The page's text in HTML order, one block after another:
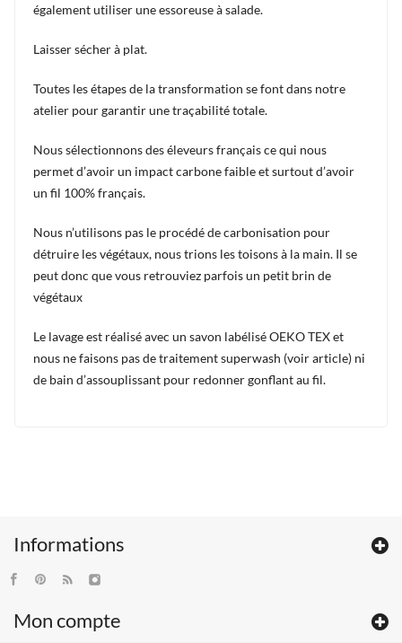
également utiliser une essoreuse à salade.
Laisser sécher à plat.
Toutes les étapes de la transformation se font dans notre
atelier pour garantir une traçabilité totale.
Nous sélectionnons des éleveurs français ce qui nous
permet d’avoir un impact carbone faible et surtout d’avoir
un fil 100% français.
Nous n’utilisons pas le procédé de carbonisation pour
détruire les végétaux, nous trions les toisons à la main. Il se
peut donc que vous retrouviez parfois un petit brin de
végétaux
Le lavage est réalisé avec un savon labélisé OEKO TEX et
nous ne faisons pas de traitement superwash (voir article) ni
de bain d’assouplissant pour redonner gonflant au fil.
Informations
Mon compte